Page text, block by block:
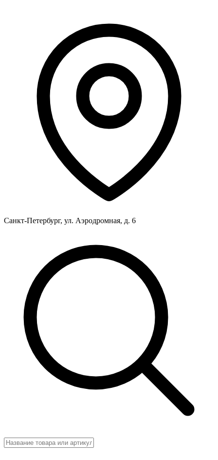
Санкт-Петербург, ул. Аэродромная, д. 6